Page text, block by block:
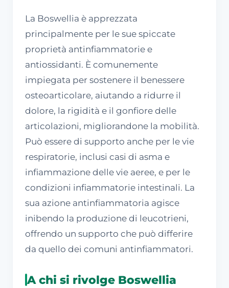
La Boswellia è apprezzata
principalmente per le sue spiccate
proprietà antinfiammatorie e
antiossidanti. È comunemente
impiegata per sostenere il benessere
osteoarticolare, aiutando a ridurre il
dolore, la rigidità e il gonfiore delle
articolazioni, migliorandone la mobilità.
Può essere di supporto anche per le vie
respiratorie, inclusi casi di asma e
infiammazione delle vie aeree, e per le
condizioni infiammatorie intestinali. La
sua azione antinfiammatoria agisce
inibendo la produzione di leucotrieni,
offrendo un supporto che può differire
da quello dei comuni antinfiammatori.
A chi si rivolge Boswellia